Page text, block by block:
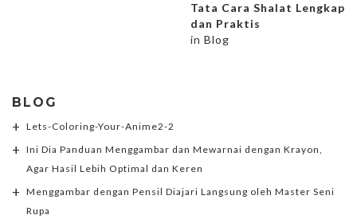
Tata Cara Shalat Lengkap
dan Praktis
in Blog
BLOG
Lets-Coloring-Your-Anime2-2
Ini Dia Panduan Menggambar dan Mewarnai dengan Krayon,
Agar Hasil Lebih Optimal dan Keren
Menggambar dengan Pensil Diajari Langsung oleh Master Seni
Rupa